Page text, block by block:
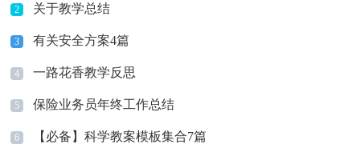
2 关于教学总结
3 有关安全方案4篇
4 一路花香教学反思
5 保险业务员年终工作总结
6 【必备】科学教案模板集合7篇